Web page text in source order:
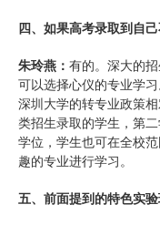
四、如果高考录取到自
朱玲燕： 有的。深大的
可以选择心仪的专业学习
深圳大学的转专业政策
类招生录取的学生，第
学位，学生也可在全校
趣的专业进行学习。
五、前面提到的特色实